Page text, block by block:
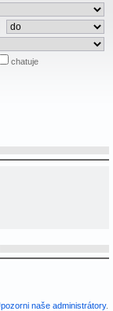
chatuje
naše administrátory.